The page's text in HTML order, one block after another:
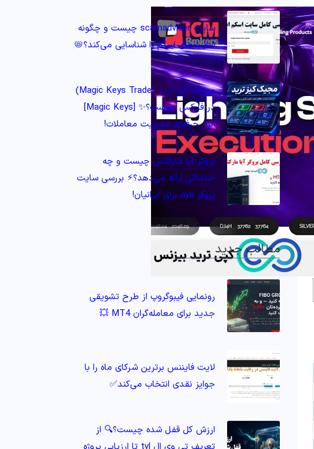
سایت scamadviser چیست و چگونه
سایت‌های اسکم را شناسایی می‌کند؟📛
مجیک کیز ترید (Magic Keys Trade)
در فارکس چیست؟✨ [Magic Keys]
ابزار حرفه‌ای مدیریت معاملات!
بروکر آیا مارکتس چیست و چه
خدماتی ارائه می‌دهد؟⚡️ بررسی سایت
بروکر aya برای ایرانیان!
مطالب جدید
رونمایی فیبوگروپ از طرح تشویقی
جدید برای معامله‌گران MT4 💥
لایت فایننس برترین شرکای ماه را با
جوایز نقدی انتخاب می‌کند✅
ارزش کل قفل شده چیست؟🔍 از